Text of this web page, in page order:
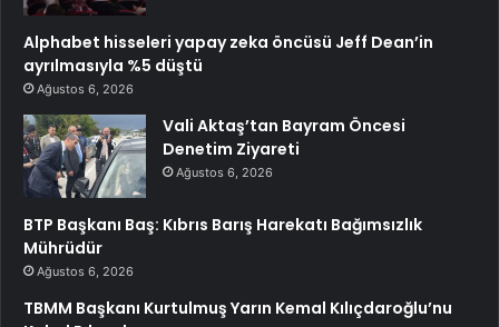
Alphabet hisseleri yapay zeka öncüsü Jeff Dean’in
ayrılmasıyla %5 düştü
Ağustos 6, 2026
Vali Aktaş’tan Bayram Öncesi
Denetim Ziyareti
Ağustos 6, 2026
BTP Başkanı Baş: Kıbrıs Barış Harekatı Bağımsızlık
Mührüdür
Ağustos 6, 2026
TBMM Başkanı Kurtulmuş Yarın Kemal Kılıçdaroğlu’nu